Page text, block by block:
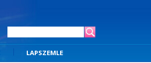
LAPSZEMLE